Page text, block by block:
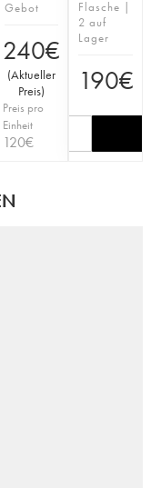
Gebot
240€
(Aktueller
Preis)
Preis pro
Einheit
120€
Flasche |
2 auf
Lager
190€